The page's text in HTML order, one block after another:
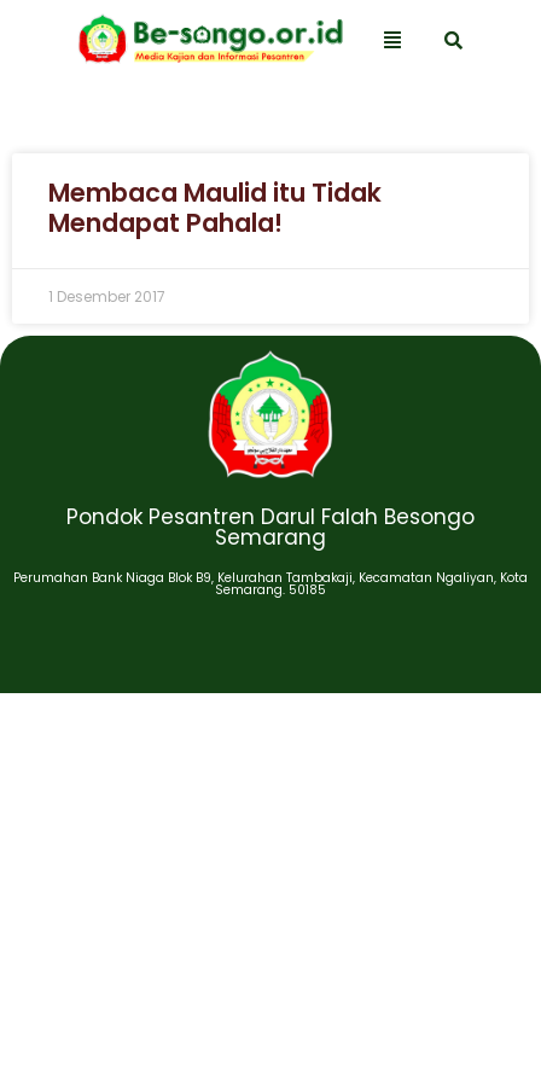
Membaca Maulid itu Tidak
Mendapat Pahala!
1 Desember 2017
Pondok Pesantren Darul Falah Besongo
Semarang
Perumahan Bank Niaga Blok B9, Kelurahan Tambakaji, Kecamatan Ngaliyan, Kota
Semarang. 50185